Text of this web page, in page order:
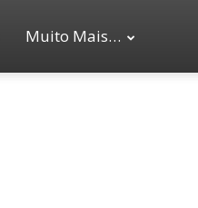
Muito Mais…